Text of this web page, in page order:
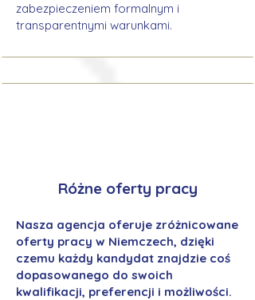
zabezpieczeniem formalnym i
transparentnymi warunkami.
Różne oferty pracy
Nasza agencja oferuje zróżnicowane
oferty pracy w Niemczech, dzięki
czemu każdy kandydat znajdzie coś
dopasowanego do swoich
kwalifikacji, preferencji i możliwości.